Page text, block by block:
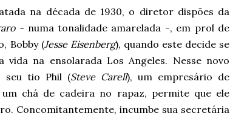
na década de 1930, o diretor dispões da
- numa tonalidade amarelada -, em prol de
Bobby (Jesse Eisenberg), quando este decide se
na ensolarada Los Angeles. Nesse novo
seu tio Phil (Steve Carell), um empresário de
chá de cadeira no rapaz, permite que ele
Concomitantemente, incumbe sua secretária